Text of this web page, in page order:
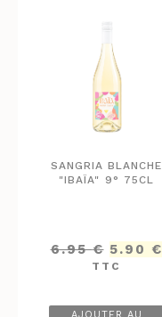
SANGRIA BLANCHE
"IBAÏA" 9° 75CL
6.95€ Le
prix
6.95 €.
5.90 €
TTC